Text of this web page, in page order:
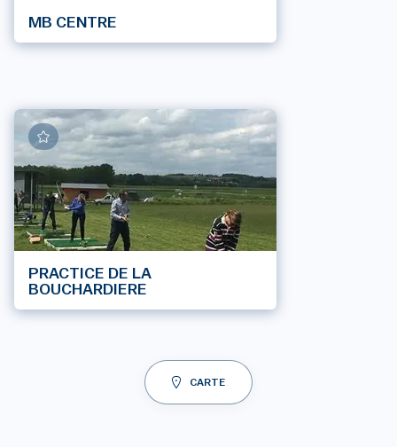
MB CENTRE
PRACTICE DE LA
BOUCHARDIERE
CARTE